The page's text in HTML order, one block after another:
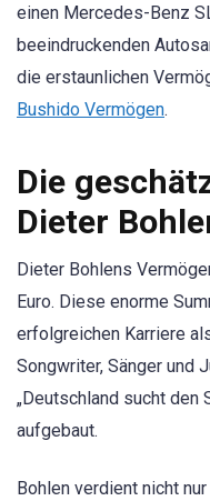
einen Mercedes-Benz
beeindruckenden
die erstaunlichen
Bushido Vermögen.
Die
Dieter
Dieter Bohlens
Euro. Diese enorme
erfolgreichen Karriere
Songwriter, Sänger und
„Deutschland sucht den
aufgebaut.
Bohlen verdient nicht